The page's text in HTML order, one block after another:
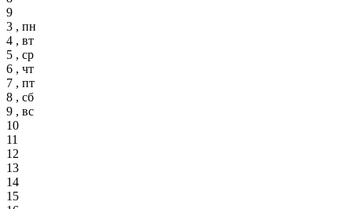
9
3 , пн
4 , вт
5 , ср
6 , чт
7 , пт
8 , сб
9 , вс
10
11
12
13
14
15